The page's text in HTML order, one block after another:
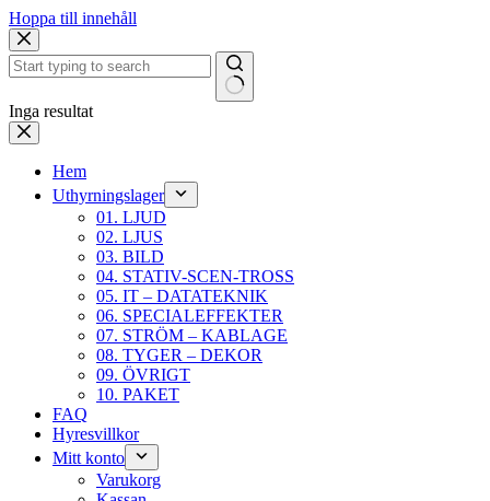
Hoppa till innehåll
Inga resultat
Hem
Uthyrningslager
01. LJUD
02. LJUS
03. BILD
04. STATIV-SCEN-TROSS
05. IT – DATATEKNIK
06. SPECIALEFFEKTER
07. STRÖM – KABLAGE
08. TYGER – DEKOR
09. ÖVRIGT
10. PAKET
FAQ
Hyresvillkor
Mitt konto
Varukorg